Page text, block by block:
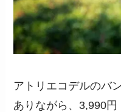
アトリエコデルのバ
ありながら、3,990円